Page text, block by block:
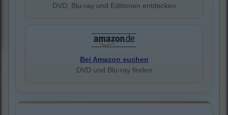
DVD, Blu-ray und Editionen entdecken
Bei Amazon suchen
DVD und Blu-ray finden